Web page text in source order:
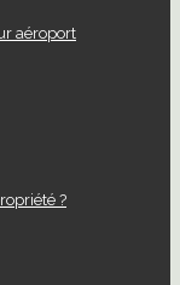
aéroport
?